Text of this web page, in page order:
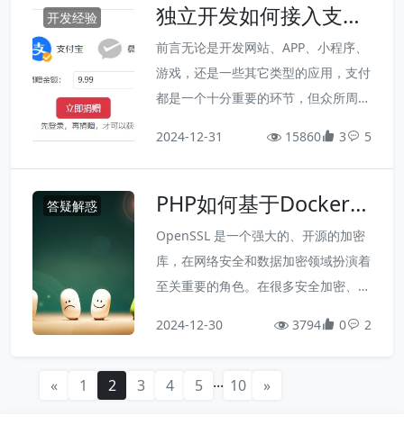
如何以尽可能简单的...
流程比较简单，而且不同地区注册方式
程，所以，最后还是决定以自己为例，
开发经验
独立开发如何接入支付
宝和微信支付
前言无论是开发网站、APP、小程序、
游戏，还是一些其它类型的应用，支付
都是一个十分重要的环节，但众所周
并不怎么友好，甚至可以说是一只拦路
虎。这次我也花了不少时间查阅资料，
并且也阅读了大量支付宝和微信的官方
谱的方案 --- 个体工商户。
2024-12-31 15860 3 5
答疑解惑
PHP如何基于Docker安
装OpenSSL扩展
OpenSSL 是一个强大的、开源的加密
库，在网络安全和数据加密领域扮演着
至关重要的角色。在很多安全加密、数
如，我在 一起学笛子 中对接支付宝和
了，主要用于处理基于 RSA、RSA2等
2024-12-30 3794 0 2
« 1 2 3 4 5 ... 10 »